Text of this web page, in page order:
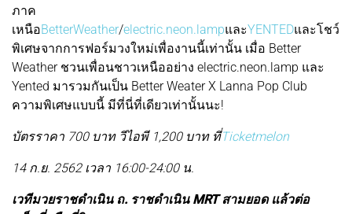
ภาค
เหนือBetterWeather/electric.neon.lampและYENTEDและโชว์
พิเศษจากการฟอร์มวงใหม่เพื่องานนี้เท่านั้น เมื่อ Better
Weather ชวนเพื่อนชาวเหนืออย่าง electric.neon.lamp และ
Yented มารวมกันเป็น Better Weater X Lanna Pop Club
ความพิเศษแบบนี้ มีที่นี่ที่เดียวเท่านั้นนะ!
บัตรราคา 700 บาท วีไอพี 1,200 บาท ที่Ticketmelon
14 ก.ย. 2562 เวลา 16:00-24:00 น.
เวทีมวยราชดำเนิน ถ. ราชดำเนิน MRT สามยอด แล้วต่อ